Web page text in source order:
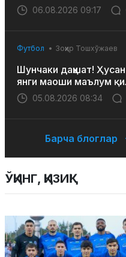
06.08.2026 09:17
Футбол Зоҳир Тошхўжаев
Шунчаки даҳшат!
янги маоши маълум
05.08.2026 08:34
Барча блоглар
ЎҚИНГ, ҚИЗИҚ!